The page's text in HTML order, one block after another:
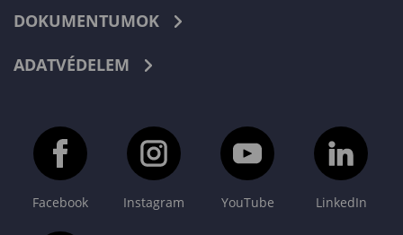
DOKUMENTUMOK
ADATVÉDELEM
Facebook Instagram YouTube LinkedIn